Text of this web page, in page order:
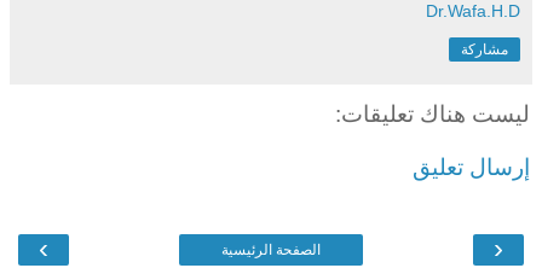
Dr.Wafa.H.D
مشاركة
ليست هناك تعليقات:
إرسال تعليق
‹
› الصفحة الرئيسية